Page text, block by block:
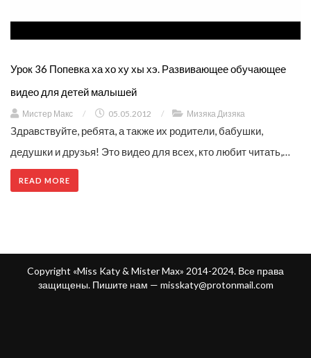
Урок 36 Попевка ха хо ху хы хэ. Развивающее обучающее
видео для детей малышей
Мистер Макс / 05.05.2012 / Мизяка Дизяка
Здравствуйте, ребята, а также их родители, бабушки,
дедушки и друзья! Это видео для всех, кто любит читать,…
READ MORE
Copyright «Miss Katy & Mister Max» 2014-2024. Все права
защищены. Пишите нам — misskaty@protonmail.com